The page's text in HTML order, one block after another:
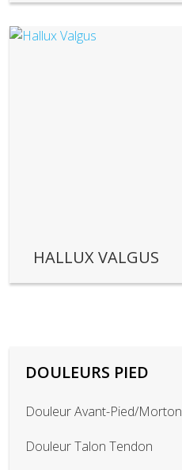
HALLUX VALGUS
DOULEURS PIED
Douleur Avant-Pied/Morton
Douleur Talon Tendon